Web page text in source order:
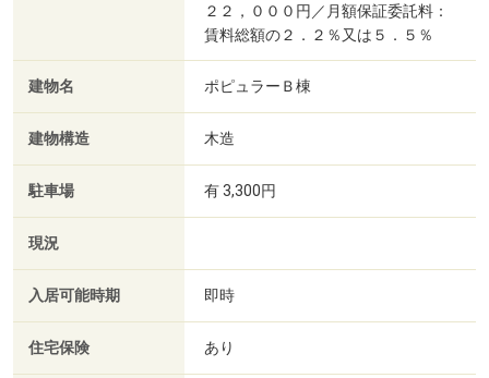
２２，０００円／月額保証委託料：
賃料総額の２．２％又は５．５％
建物名 ポピュラーＢ棟
建物構造 木造
駐車場 有 3,300円
現況
入居可能時期 即時
住宅保険 あり